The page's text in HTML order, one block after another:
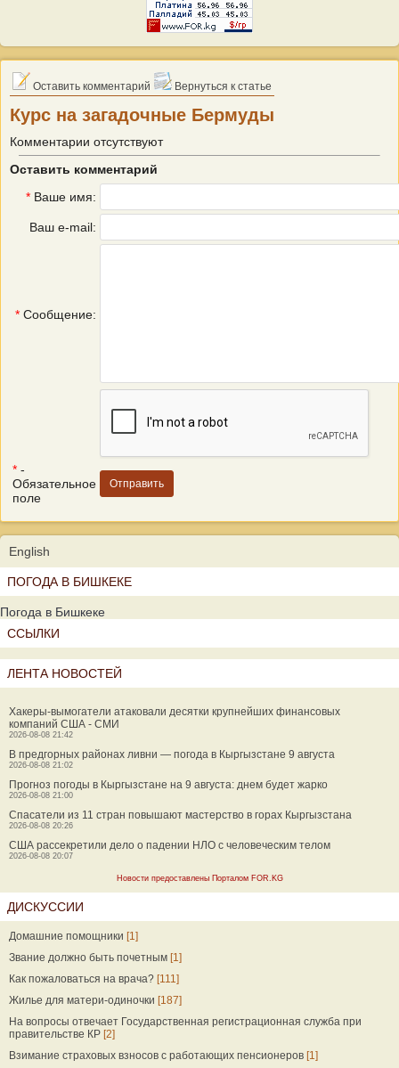
Оставить комментарий Вернуться к статье
Курс на загадочные Бермуды
Комментарии отсутствуют
Оставить комментарий
* Ваше имя:
Ваш e-mail:
* Сообщение:
* -
Обязательное
поле
English
ПОГОДА В БИШКЕКЕ
Погода в Бишкеке
ССЫЛКИ
ЛЕНТА НОВОСТЕЙ
Хакеры-вымогатели атаковали десятки крупнейших финансовых
компаний США - СМИ
2026-08-08 21:42
В предгорных районах ливни — погода в Кыргызстане 9 августа
2026-08-08 21:02
Прогноз погоды в Кыргызстане на 9 августа: днем будет жарко
2026-08-08 21:00
Спасатели из 11 стран повышают мастерство в горах Кыргызстана
2026-08-08 20:26
США рассекретили дело о падении НЛО с человеческим телом
2026-08-08 20:07
Новости предоставлены Порталом FOR.KG
ДИСКУССИИ
Домашние помощники [1]
Звание должно быть почетным [1]
Как пожаловаться на врача? [111]
Жилье для матери-одиночки [187]
На вопросы отвечает Государственная регистрационная служба при
правительстве КР [2]
Взимание страховых взносов с работающих пенсионеров [1]